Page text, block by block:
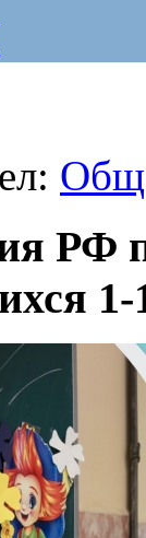
РФ
1-